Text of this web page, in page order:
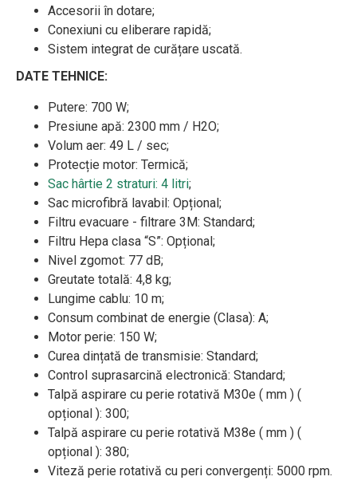
Accesorii în dotare;
Conexiuni cu eliberare rapidă;
Sistem integrat de curățare uscată.
DATE TEHNICE:
Putere: 700 W;
Presiune apă: 2300 mm / H2O;
Volum aer: 49 L / sec;
Protecție motor: Termică;
Sac hârtie 2 straturi: 4 litri;
Sac microfibră lavabil: Opțional;
Filtru evacuare - filtrare 3M: Standard;
Filtru Hepa clasa “S”: Opțional;
Nivel zgomot: 77 dB;
Greutate totală: 4,8 kg;
Lungime cablu: 10 m;
Consum combinat de energie (Clasa): A;
Motor perie: 150 W;
Curea dințată de transmisie: Standard;
Control suprasarcină electronică: Standard;
Talpă aspirare cu perie rotativă M30e ( mm ) (
opțional ): 300;
Talpă aspirare cu perie rotativă M38e ( mm ) (
opțional ): 380;
Viteză perie rotativă cu peri convergenți: 5000 rpm.